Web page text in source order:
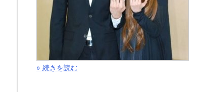
の
ャ
» 続きを読む